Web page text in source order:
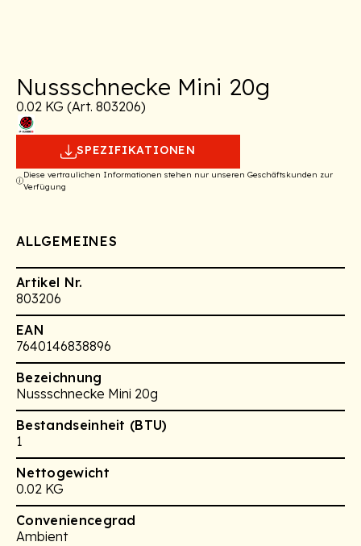
Nussschnecke Mini 20g
0.02 KG (Art. 803206)
SPEZIFIKATIONEN
Diese vertraulichen Informationen stehen nur unseren Geschäftskunden zur
Verfügung
ALLGEMEINES
Artikel Nr.
803206
EAN
7640146838896
Bezeichnung
Nussschnecke Mini 20g
Bestandseinheit (BTU)
1
Nettogewicht
0.02 KG
Conveniencegrad
Ambient